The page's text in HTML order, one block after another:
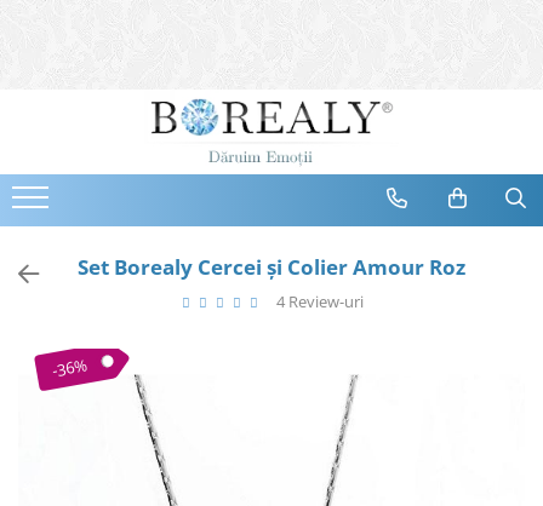
Bijuterii
Cercei
Bratari
Coliere
Tiare
Destinatari
Bijuterii Femei
Set Borealy Cercei şi Colier Amour Roz
4 Review-uri
-36%